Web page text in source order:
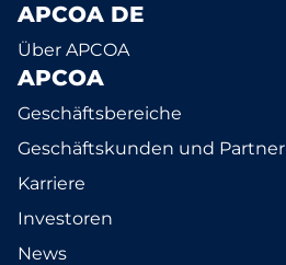
APCOA DE
Über APCOA
APCOA
Geschäftsbereiche
Geschäftskunden und Partner
Karriere
Investoren
News